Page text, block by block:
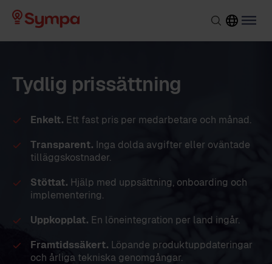
Tydlig prissättning
Enkelt. Ett fast pris per medarbetare och månad.
Transparent. Inga dolda avgifter eller oväntade
tilläggskostnader.
Stöttat. Hjälp med uppsättning, onboarding och
implementering.
Uppkopplat. En löneintegration per land ingår.
Framtidssäkert. Löpande produktuppdateringar
och årliga tekniska genomgångar.